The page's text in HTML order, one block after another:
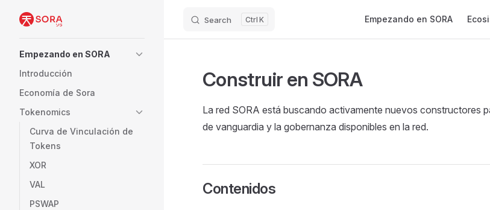
Skip to content Search K Empezando en SORA
Empezando en SORA
Introducción
Economía de Sora
Tokenomics
Curva de Vinculación de
Tokens
XOR
VAL
PSWAP
Construir en SORA
La red SORA está buscando activamente nuevos constructores
de vanguardia y la gobernanza disponibles en la red.
Contenidos